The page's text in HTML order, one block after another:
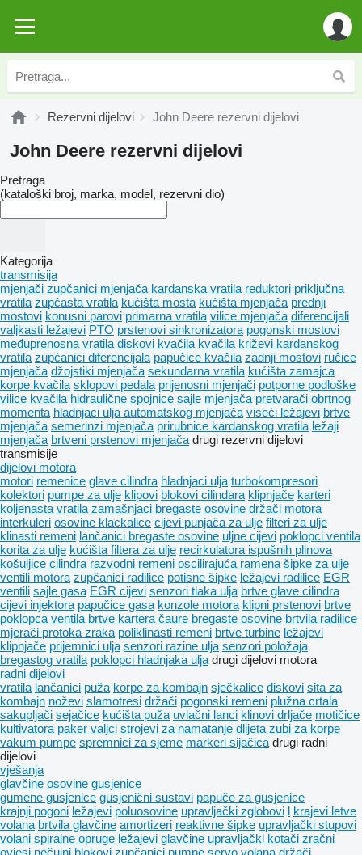
Rezervni dijelovi John Deere rezervni dijelovi
John Deere rezervni dijelovi
Pretraga
(kataloški broj, marka, model, rezervni dio)
Kategorija
transmisija
mjenjači zupčanici mjenjača kardanska vratila reduktori priključna
vratila zupčasta vratila kućišta mosta kućišta mjenjača prednji
mostovi konusni parovi primarna vratila vilice mjenjača diferencijali
valjkasti ležajevi PTO prstenovi sinkronizatora pogonski mostovi
međuprenosna vratila diskovi kvačila kvačila križevi kardanskog
vratila zupćanici diferencijala papučice kvačila zadnji mostovi ručice
mjenjača džojstiki mjenjača sekundarna vratila kućišta zamajca
korpe kvačila sklopovi pedala prijenosni mjenjači potporne podloške
vilice kvačila hidraulične spojnice sajle mjenjača pretvarači obrtnog
momenta hladnjaci ulja automatskog mjenjača viseći ležajevi brtve
mjenjača semerinzi mjenjača prirubnice kardanskog vratila ležaji
mjenjača brtveni prstenovi mjenjača drugi rezervni dijelovi
transmisije
dijelovi motora
motori remenice glave cilindra hladnjaci ulja turbokompresori
kolektori pumpe za ulje klipovi blokovi cilindara klipnjače karteri
koljenasta vratila zamašnjaci bregastе osovinе držači motora
interkuleri osovine klackalice cijevi punjača za ulje filteri za ulje
klinasti remeni lančanici bregaste osovine uljne cijevi poklopci ventila
korita za ulje kućišta filtera za ulje recirkulatora ispušnih plinova
košuljice cilindra razvodni remeni oscilirajuća ramena šipke za ulje
ventili motora zupčanici radilice potisne šipke ležajevi radilice EGR
ventili sajle gasa EGR cijevi senzori tlaka ulja brtve glave cilindra
cijevi injektora papučice gasa konzole motora klipni prstenovi brtve
poklopca ventila brtve kartera čaure bregaste osovine brtvila radilice
mjerači protoka zraka poliklinasti remeni brtve turbine ležajevi
klipnjače prijemnici ulja senzori razine ulja senzori položaja
bregastog vratila poklopci hladnjaka ulja drugi dijelovi motora
radni dijelovi
vratila lančanici puža korpe za kombajn sječkalice diskovi sita za
kombajn noževi slamotresi držači pogonski remeni plužna crtala
sakupljači sejačice kućištа puža uvlačni lanci klinovi drljače motičice
kultivatora paker valjci strojevi za namatanje dlijeta zubi za korpe
vakum pumpe spremnici za sjeme markeri sijačica drugi radni
dijelovi
vješanja
glavčine osovine gusjenice
gumene gusjenice gusjenični sustavi papuče za gusjenice
krajnji pogoni ležajevi poluosovine upravljački zglobovi l krajevi letve
volana brtvila glavčine amortizeri reaktivne šipke upravljački stupovi
volani spiralne opruge ležajevi glavčine upravljački kotači zračni
ovjesi nečujni blokovi zupčanici pumpe servo volana držači